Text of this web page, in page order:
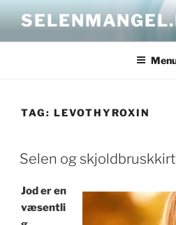
content
TAG: LEVOTHYROXIN
POSTED
ON
Selen og
Jod er en
væsentli